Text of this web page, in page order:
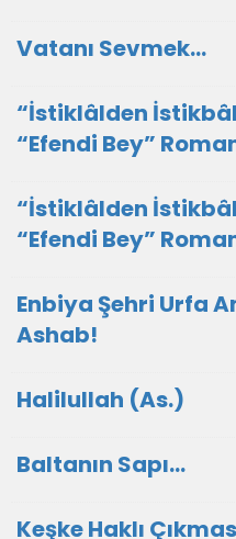
Vatanı Sevmek...
“İstiklâlden
“Efendi Bey”
“İstiklâlden
“Efendi Bey”
Enbiya Şehri Urfa
Ashab!
Halilullah (As.)
Baltanın Sapı...
Keşke Haklı